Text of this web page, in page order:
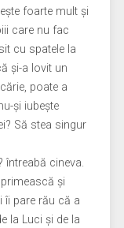
foarte mult şi
care nu fac
cu spatele la
şi-a lovit un
poate a
şi iubeşte
Să stea singur
întreabă cineva.
şi
îi pare rău că a
la Luci şi de la